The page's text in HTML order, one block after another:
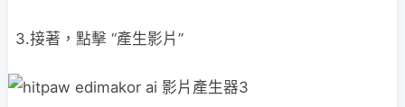
3.接著，點擊 “產生影片”